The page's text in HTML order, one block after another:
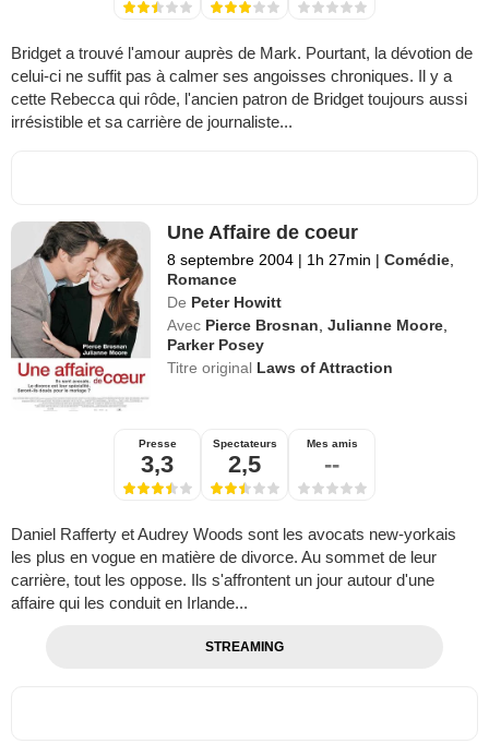
Bridget a trouvé l'amour auprès de Mark. Pourtant, la dévotion de
celui-ci ne suffit pas à calmer ses angoisses chroniques. Il y a
cette Rebecca qui rôde, l'ancien patron de Bridget toujours aussi
irrésistible et sa carrière de journaliste...
Une Affaire de coeur
8 septembre 2004 | 1h 27min | Comédie
Romance
De Peter Howitt
Avec Pierce Brosnan ,Julianne Moore
Parker Posey
Titre original Laws of Attraction
Presse
3,3
Spectateurs
2,5
Mes amis
--
Daniel Rafferty et Audrey Woods sont les avocats new-yorkais
les plus en vogue en matière de divorce. Au sommet de leur
carrière, tout les oppose. Ils s'affrontent un jour autour d'une
affaire qui les conduit en Irlande...
STREAMING